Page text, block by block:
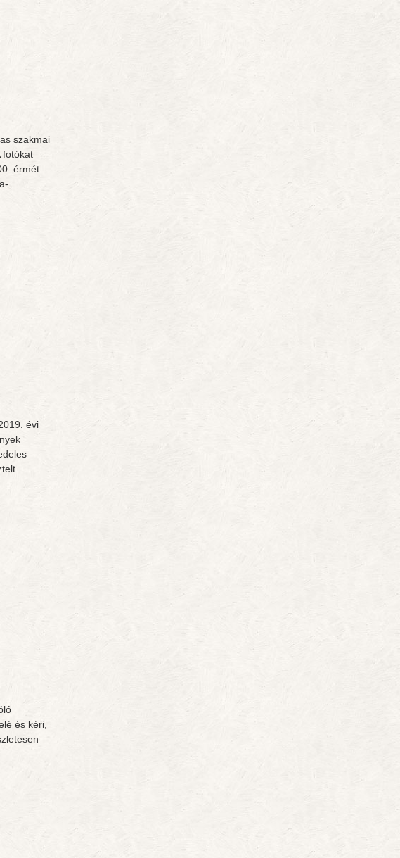
szakmai
fotókat
érmét
évi
és kéri,